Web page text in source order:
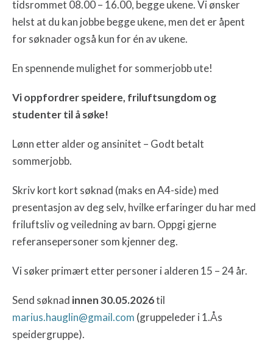
tidsrommet 08.00 – 16.00, begge ukene. Vi ønsker
helst at du kan jobbe begge ukene, men det er åpent
for søknader også kun for én av ukene.
En spennende mulighet for sommerjobb ute!
Vi oppfordrer speidere, friluftsungdom og
studenter til å søke!
Lønn etter alder og ansinitet – Godt betalt
sommerjobb.
Skriv kort kort søknad (maks en A4-side) med
presentasjon av deg selv, hvilke erfaringer du har med
friluftsliv og veiledning av barn. Oppgi gjerne
referansepersoner som kjenner deg.
Vi søker primært etter personer i alderen 15 – 24 år.
Send søknad innen 30.05.2026til
marius.hauglin@gmail.com (gruppeleder i 1.Ås
speidergruppe).